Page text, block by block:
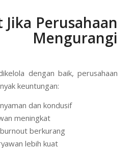
Perusahaan
Mengurangi
dengan baik, perusahaan
keuntungan:
dan kondusif
meningkat
berkurang
lebih kuat